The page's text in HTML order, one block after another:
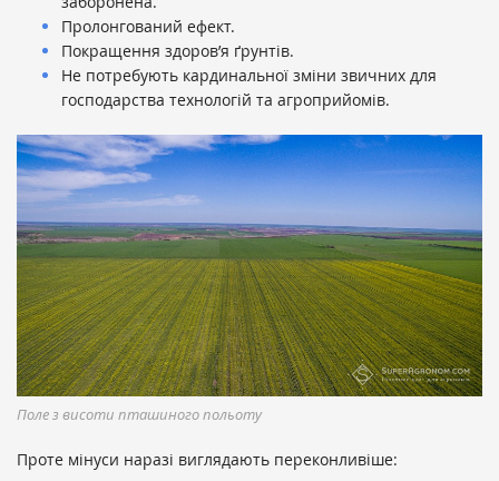
Пролонгований ефект.
Покращення здоров’я ґрунтів.
Не потребують кардинальної зміни звичних для
господарства технологій та агроприйомів.
Поле з висоти пташиного польоту
Проте мінуси наразі виглядають переконливіше: